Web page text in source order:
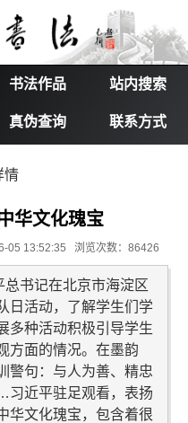
书法作品 站内搜索
真伪查询 联系方式
情
华文化瑰宝
05 13:52:35 浏览次数：86426
书记在北京市海淀区
日活动，了解学生们学
多种活动积极引导学生
方面的情况。在墨韵
警句：与人为善、精忠
近平驻足观看，表扬
华文化瑰宝，包含着很